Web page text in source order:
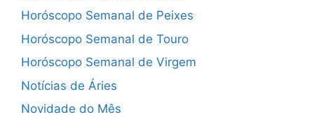
Horóscopo Semanal de Peixes
Horóscopo Semanal de Touro
Horóscopo Semanal de Virgem
Notícias de Áries
Novidade do Mês